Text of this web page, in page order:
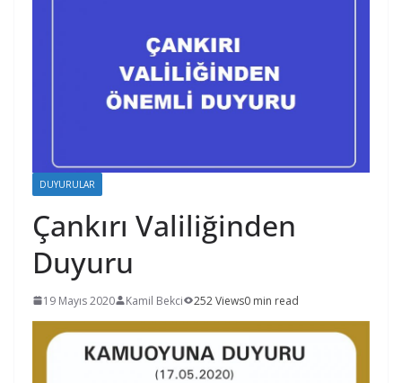
DUYURULAR
Çankırı Valiliğinden
Duyuru
19 Mayıs 2020 Kamil Bekci 252 Views0 min read